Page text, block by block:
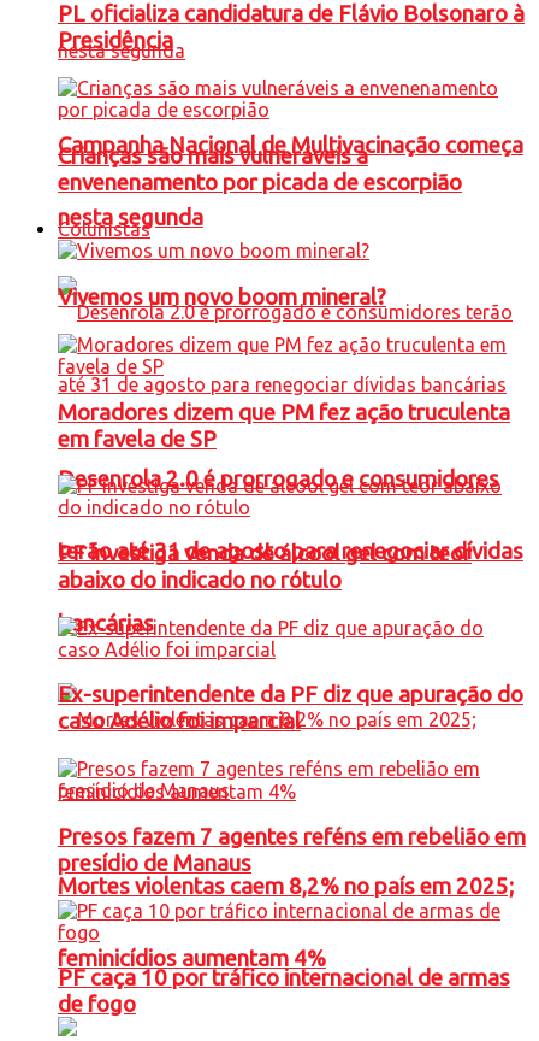
Campanha Nacional de Multivacinação começa
nesta segunda
Desenrola 2.0 é prorrogado e consumidores
terão até 31 de agosto para renegociar dívidas
bancárias
Mortes violentas caem 8,2% no país em 2025;
feminicídios aumentam 4%
PL oficializa candidatura de Flávio Bolsonaro à
Presidência
Crianças são mais vulneráveis a
envenenamento por picada de escorpião
Colunistas
Vivemos um novo boom mineral?
Moradores dizem que PM fez ação truculenta
em favela de SP
PF investiga venda de álcool gel com teor
abaixo do indicado no rótulo
Ex-superintendente da PF diz que apuração do
caso Adélio foi imparcial
Presos fazem 7 agentes reféns em rebelião em
presídio de Manaus
PF caça 10 por tráfico internacional de armas
de fogo